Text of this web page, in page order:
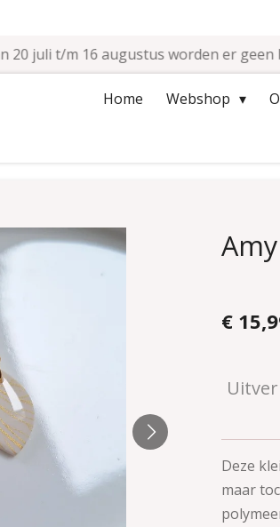
20 juli t/m 16 augustus worden er
Home Webshop
Amy
€
Deze
maar